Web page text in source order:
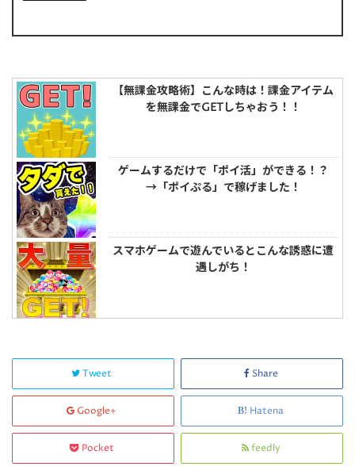
【無課金攻略術】こんな時は！課金アイテム
を無課金でGETしちゃおう！！
ゲームするだけで「ポイ活」ができる！？
→「ポイぷる」で稼げました！
スマホゲームで遊んでいるとこんな誘惑に遭
遇しがち！
Tweet Share
Google+ Hatena
Pocket feedly